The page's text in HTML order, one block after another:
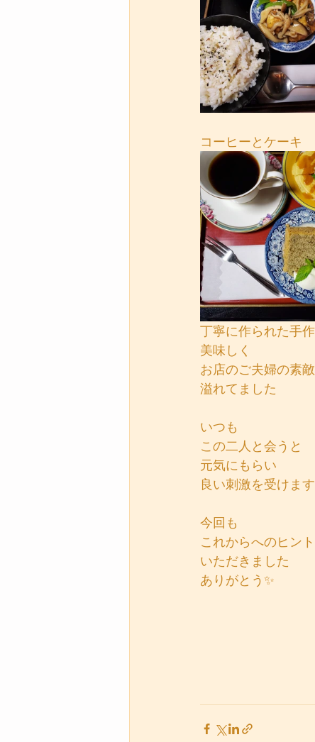
コーヒーとケーキ
丁寧に作られた手
美味しく
お店のご夫婦の素
溢れてました
いつも
この二人と会うと
元気にもらい
良い刺激を受けます
今回も
これからへのヒント
いただきました
ありがとう✨